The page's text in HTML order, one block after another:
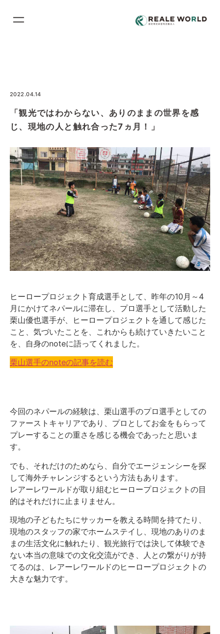
2022.04.14
「観光ではわからない、ありのままの世界を感
じ、現地の人と触れ合った7ヵ月！」
ヒーロープロジェクト育成選手として、昨年の10月～4
月にかけてネパールに滞在し、プロ選手として活動した
栗山優也選手が、ヒーロープロジェクトを通して感じた
こと、気づいたことを、これからも続けていきたいこと
を、自身のnoteに語ってくれました。
栗山選手のnoteの記事を読む
今回のネパールの経験は、栗山選手のプロ選手としての
ファーストキャリアであり、プロとしてお金をもらって
プレーすることの重さを感じる機会であったと思いま
す。
でも、それだけのためなら、自分でエージェンシーを探
して海外チャレンジするという方法もあります。
レアーレワールドが取り組むヒーロープロジェクトの目
的はそれだけに止まりません。
現地の子どもたちにサッカーを教える時間を持てたり、
現地のスタッフの家でホームステイし、現地のありのま
まの生活文化に触れたり、観光旅行では決して体験でき
ない本当の意味での文化交流ができ、人との繋がりが持
てるのは、レアーレワールドのヒーロープロジェクトの
大きな魅力です。